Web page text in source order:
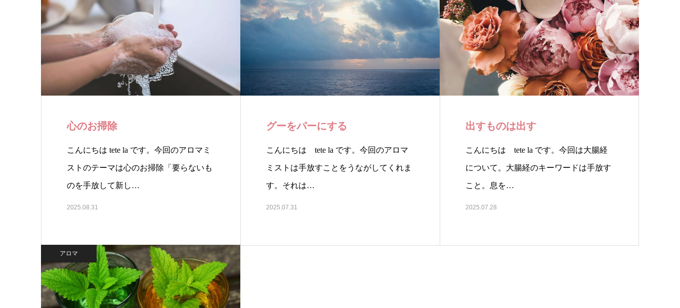
心のお掃除
こんにちは tete la です。今回のアロマミ
ストのテーマは心のお掃除「要らないも
のを手放して新し…
2025.08.31
グーをパーにする
こんにちは tete la です。今回のアロマ
ミストは手放すことをうながしてくれま
す。それは…
2025.07.31
出すものは出す
こんにちは tete la です。今回は大腸経
について。大腸経のキーワードは手放す
こと。息を…
2025.07.28
アロマ